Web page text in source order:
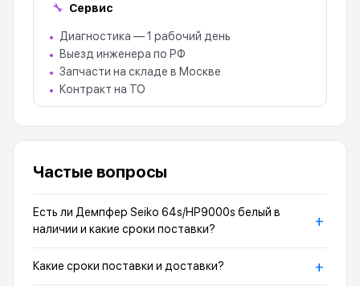
🔧 Сервис
Диагностика — 1 рабочий день
Выезд инженера по РФ
Запчасти на складе в Москве
Контракт на ТО
Частые вопросы
Есть ли Демпфер Seiko 64s/HP9000s белый в
наличии и какие сроки поставки?
+
Какие сроки поставки и доставки? +